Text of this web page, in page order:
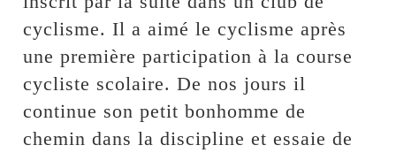
cyclisme. Il a aimé le cyclisme après
une première participation à la course
cycliste scolaire. De nos jours il
continue son petit bonhomme de
chemin dans la discipline et essaie de